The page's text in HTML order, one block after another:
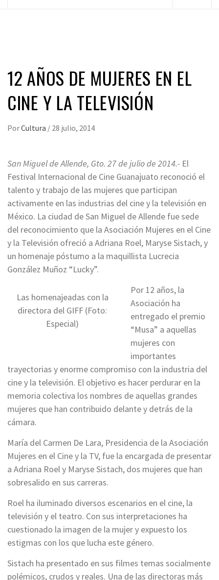
12 AÑOS DE MUJERES EN EL
CINE Y LA TELEVISIÓN
PorCultura / 28 julio, 2014
San Miguel de Allende, Gto. 27 de julio de 2014.- El
Festival Internacional de Cine Guanajuato reconoció el
talento y trabajo de las mujeres que participan
activamente en las industrias del cine y la televisión en
México. La ciudad de San Miguel de Allende fue sede
del reconocimiento que la Asociación Mujeres en el Cine
y la Televisión ofreció a Adriana Roel, Maryse Sistach, y
un homenaje póstumo a la maquillista Lucrecia
González Muñoz “Lucky”.
Las homenajeadas con la
directora del GIFF (Foto:
Especial)
Por 12 años, la
Asociación ha
entregado el premio
“Musa” a aquellas
mujeres con
importantes
trayectorias y enorme compromiso con la industria del
cine y la televisión. El objetivo es hacer perdurar en la
memoria colectiva los nombres de aquellas grandes
mujeres que han contribuido delante y detrás de la
cámara.
María del Carmen De Lara, Presidencia de la Asociación
Mujeres en el Cine y la TV, fue la encargada de presentar
a Adriana Roel y Maryse Sistach, dos mujeres que han
sobresalido en sus carreras.
Roel ha iluminado diversos escenarios en el cine, la
televisión y el teatro. Con sus interpretaciones ha
cuestionado la imagen de la mujer y expuesto los
estigmas con los que lucha este género.
Sistach ha presentado en sus filmes temas socialmente
polémicos, crudos y reales. Una de las directoras más